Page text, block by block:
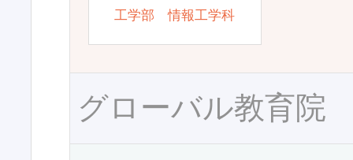
工学部 情報工学科
グローバル教育院